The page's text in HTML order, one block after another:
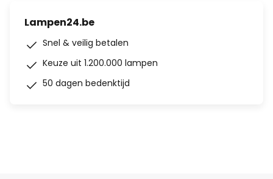
Lampen24.be
Snel & veilig betalen
Keuze uit 1.200.000 lampen
50 dagen bedenktijd